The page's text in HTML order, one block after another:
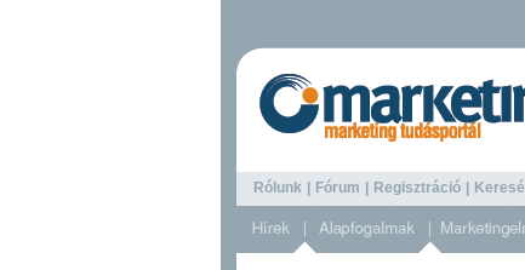
Rólunk Fórum Regisztráció